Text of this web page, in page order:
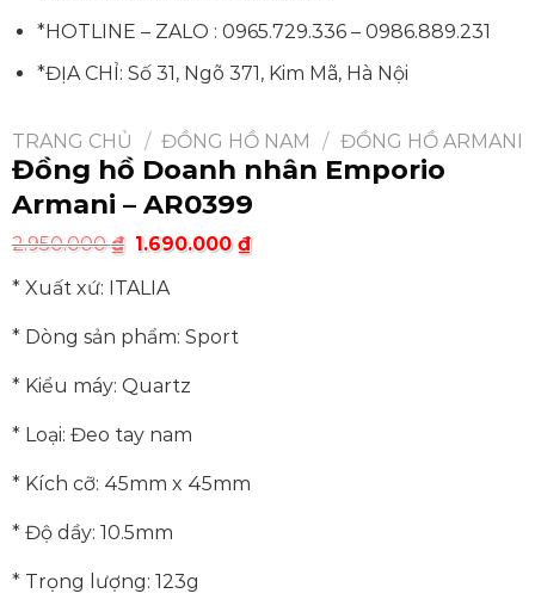
*HOTLINE – ZALO : 0965.729.336– 0986.889.231
*ĐỊA CHỈ: Số 31, Ngõ 371, Kim Mã, Hà Nội
TRANG CHỦ / ĐỒNG HỒ NAM / ĐỒNG HỒ ARMANI
Đồng hồ Doanh nhân Emporio
Armani – AR0399
2.950.000₫ 1.690.000₫
* Xuất xứ: ITALIA
* Dòng sản phẩm: Sport
* Kiểu máy: Quartz
* Loại: Đeo tay nam
* Kích cỡ: 45mm x 45mm
* Độ dầy: 10.5mm
* Trọng lượng: 123g